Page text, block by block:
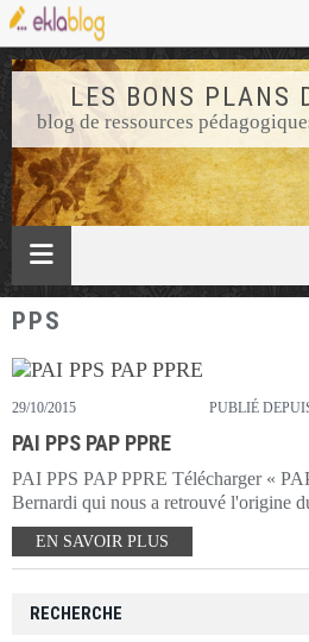
LES BONS PLANS
blog de ressources
PPS
29/10/2015 PUBLIÉ
PAI PPS PAP PPRE
PAI PPS PAP PPRE Télécharger «
Bernardi qui nous a retrouvé l'origine
EN SAVOIR PLUS
RECHERCHE